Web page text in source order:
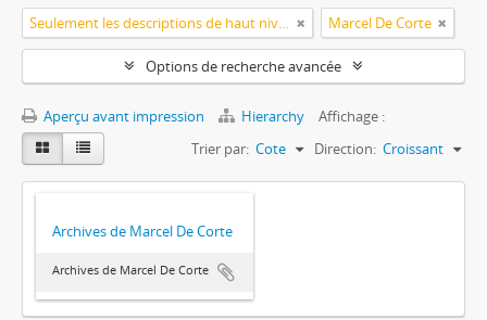
Seulement les descriptions de haut niveau Marcel De Corte
Options de recherche avancée
Aperçu avant impression Hierarchy
Affichage :
Trier par: Cote Direction: Croissant
Archives de Marcel De Corte
Archives de Marcel De Corte